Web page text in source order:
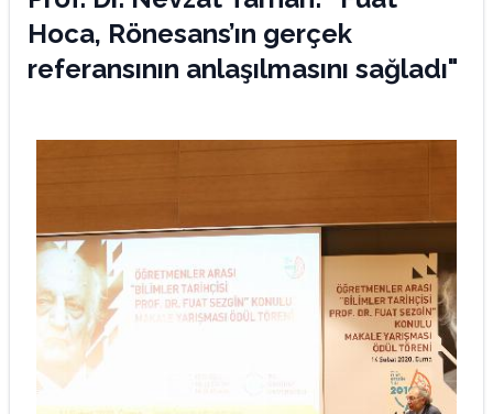
Hoca, Rönesans’ın gerçek
referansının anlaşılmasını sağladı"